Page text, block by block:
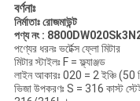
বর্ণনাঃ
নির্মাতাঃ রোজমাউন্ট
পণ্য নং :
পণ্যের ধরনঃ ভর্টেক্স ফ্লো মিটার
মিটার স্টাইলঃ F = ফ্ল্যাঞ্জড
লাইন আকারঃ 020 = 2 ইঞ্চি (50
ভিজা উপকরণঃ S = 316 কাস্ট